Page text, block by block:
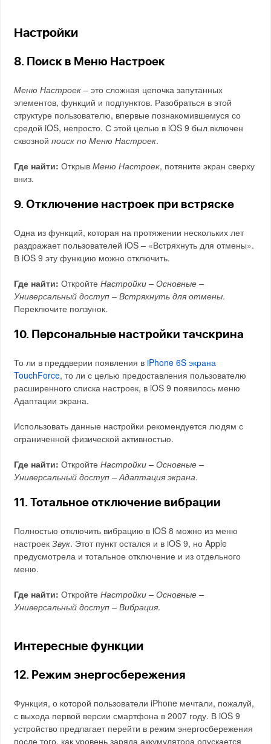
Настройки
8. Поиск в Меню Настроек
Меню Настроек – это сложная цепочка запутанных
элементов, функций и подпунктов. Разобраться в этой
структуре пользователю, впервые познакомившемуся со
средой iOS, непросто. С этой целью в iOS 9 был включен
сквознойпоиск по Меню Настроек.
Где найти: ОткрывМеню Настроек, потяните экран сверху
вниз.
9. Отключение настроек при встряске
Одна из функций, которая на протяжении нескольких лет
раздражает пользователей iOS – «Встряхнуть для отмены».
В iOS 9 эту функцию можно отключить.
Где найти: ОткройтеНастройки – Основные –
Универсальный доступ – Встряхнуть для отмены.
Переключите ползунок.
10. Персональные настройки тачскрина
То ли в преддверии появления вiPhone 6S экрана
TouchForce, то ли с целью предоставления пользователю
расширенного списка настроек, в iOS 9 появилось меню
Адаптации экрана.
Использовать данные настройки рекомендуется людям с
ограниченной физической активностью.
Где найти:ОткройтеНастройки – Основные –
Универсальный доступ – Адаптация экрана.
11. Тотальное отключение вибрации
Полностью отключить вибрацию в iOS 8 можно из меню
настроекЗвук. Этот пункт остался и в iOS 9, но Apple
предусмотрела и тотальное отключение и из отдельного
меню.
Где найти: ОткройтеНастройки – Основные –
Универсальный доступ – Вибрация.
Интересные функции
12. Режим энергосбережения
Функция, о которой пользователи iPhone мечтали, пожалуй,
с выхода первой версии смартфона в 2007 году. В iOS 9
устройство предлагает перейти в режим энергосбережения
после того, как уровень заряда аккумулятора опускается